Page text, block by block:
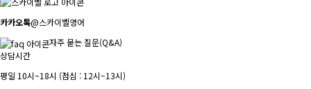
카카오톡@스카이벨영어
자주 묻는 질문(Q&A)
상담시간
평일 10시~18시 (점심 : 12시~13시)